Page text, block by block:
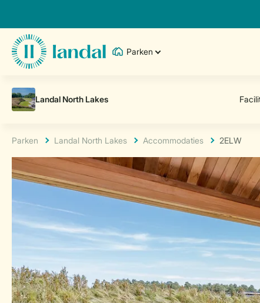
Parken
Parken Landal North Lakes Accommodaties 2ELW